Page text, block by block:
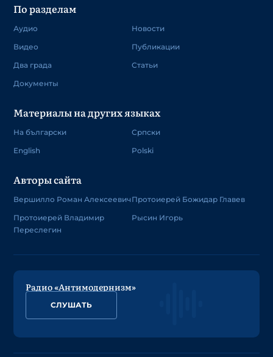
По разделам
Аудио
Видео
Два града
Документы
Новости
Публикации
Статьи
Материалы на других языках
На български
English
Српски
Polski
Авторы сайта
Вершилло Роман Алексеевич
Протоиерей Владимир
Переслегин
Протоиерей Божидар Главев
Рысин Игорь
Радио «Антимодернизм»
СЛУШАТЬ